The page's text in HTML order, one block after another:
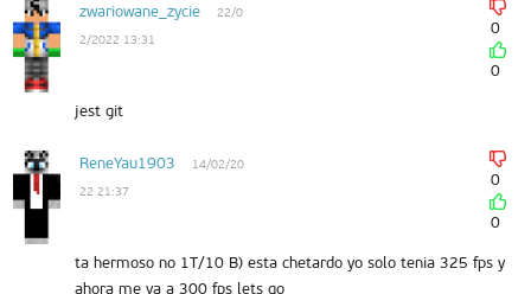
zwariowane_zycie
22/0
2/2022 13:31
0
0
jest git
ReneYau1903
14/02/20
22 21:37
0
0
ta hermoso no 1T/10 B) esta chetardo yo solo tenia 325 fps y
ahora me va a 300 fps lets go